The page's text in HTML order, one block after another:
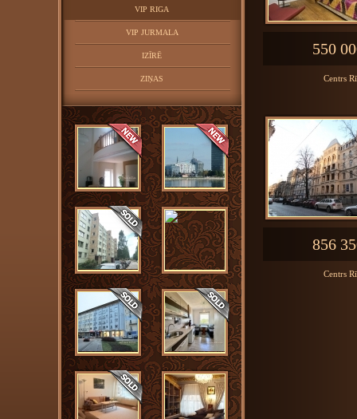
VIP RIGA
VIP JURMALA
IZĪRĒ
ZIŅAS
550
Centrs
856
Centrs